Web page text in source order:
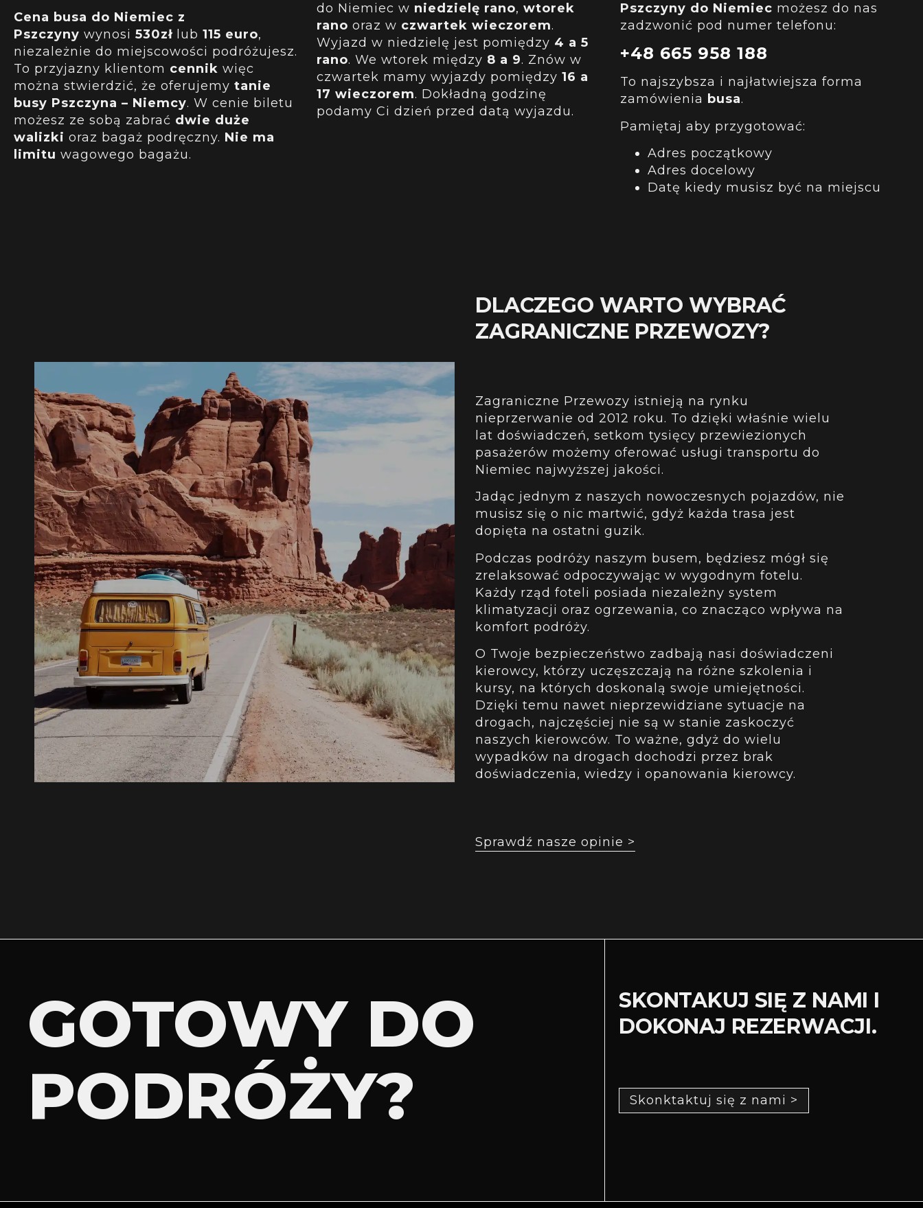
Cena busa do Niemiec z
Pszczyny wynosi 530zł lub 115 euro,
niezależnie do miejscowości podróżujesz.
To przyjazny klientom cennik więc
można stwierdzić, że oferujemy tanie
busy Pszczyna – Niemcy. W cenie biletu
możesz ze sobą zabrać dwie duże
walizki oraz bagaż podręczny. Nie ma
limitu wagowego bagażu.
do Niemiec w niedzielę rano, wtorek
rano oraz w czwartek wieczorem.
Wyjazd w niedzielę jest pomiędzy 4 a 5
rano. We wtorek między 8 a 9. Znów w
czwartek mamy wyjazdy pomiędzy 16 a
17 wieczorem. Dokładną godzinę
podamy Ci dzień przed datą wyjazdu.
Pszczyny do Niemiec możesz do nas
zadzwonić pod numer telefonu:
+48 665 958 188
To najszybsza i najłatwiejsza forma
zamówienia busa.
Pamiętaj aby przygotować:
Adres początkowy
Adres docelowy
Datę kiedy musisz być na miejscu
DLACZEGO WARTO WYBRAĆ
ZAGRANICZNE PRZEWOZY?
Zagraniczne Przewozy istnieją na rynku
nieprzerwanie od 2012 roku. To dzięki właśnie wielu
lat doświadczeń, setkom tysięcy przewiezionych
pasażerów możemy oferować usługi transportu do
Niemiec najwyższej jakości.
Jadąc jednym z naszych nowoczesnych pojazdów, nie
musisz się o nic martwić, gdyż każda trasa jest
dopięta na ostatni guzik.
Podczas podróży naszym busem, będziesz mógł się
zrelaksować odpoczywając w wygodnym fotelu.
Każdy rząd foteli posiada niezależny system
klimatyzacji oraz ogrzewania, co znacząco wpływa na
komfort podróży.
O Twoje bezpieczeństwo zadbają nasi doświadczeni
kierowcy, którzy uczęszczają na różne szkolenia i
kursy, na których doskonalą swoje umiejętności.
Dzięki temu nawet nieprzewidziane sytuacje na
drogach, najczęściej nie są w stanie zaskoczyć
naszych kierowców. To ważne, gdyż do wielu
wypadków na drogach dochodzi przez brak
doświadczenia, wiedzy i opanowania kierowcy.
Sprawdź nasze opinie >
GOTOWY DO
PODRÓŻY?
SKONTAKUJ SIĘ Z NAMI I
DOKONAJ REZERWACJI.
Skonktaktuj się z nami >